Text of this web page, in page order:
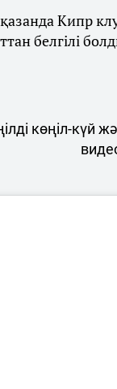
қазанда Кипр
белгілі
көңіл-күй